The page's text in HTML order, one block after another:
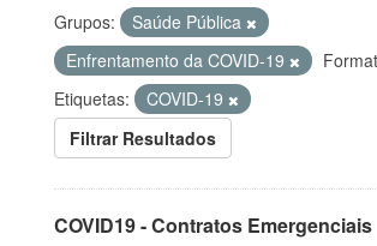
Grupos:
Saúde Pública
Enfrentamento da COVID-19
Etiquetas:
COVID-19
Filtrar Resultados
COVID19 - Contratos Emergenciais